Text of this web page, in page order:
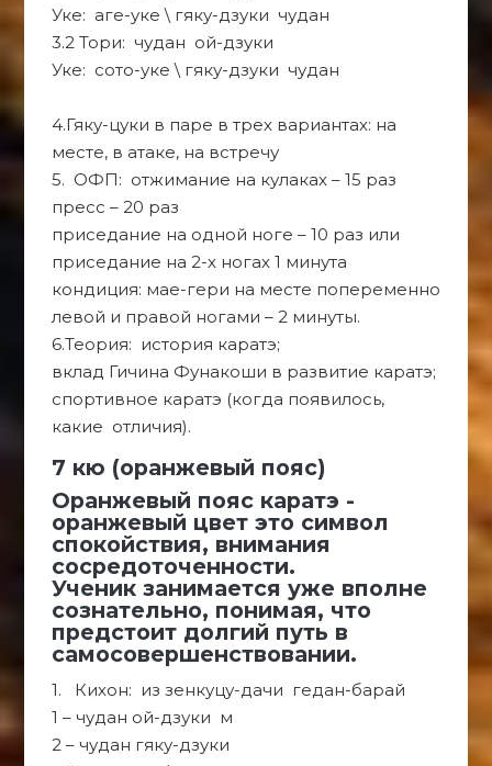
Уке: аге-уке \ гяку-дзуки чудан
3.2 Тори: чудан ой-дзуки
Уке: сото-уке \ гяку-дзуки чудан
4.Гяку-цуки в паре в трех вариантах: на
месте, в атаке, на встречу
5. ОФП: отжимание на кулаках – 15 раз
пресс – 20 раз
приседание на одной ноге – 10 раз или
приседание на 2-х ногах 1 минута
кондиция: мае-гери на месте попеременно
левой и правой ногами – 2 минуты.
6.Теория: история каратэ;
вклад Гичина Фунакоши в развитие каратэ;
спортивное каратэ (когда появилось,
какие отличия).
7 кю (оранжевый пояс)
Оранжевый пояс каратэ -
оранжевый цвет это символ
спокойствия, внимания
сосредоточенности.
Ученик занимается уже вполне
сознательно, понимая, что
предстоит долгий путь в
самосовершенствовании.
1. Кихон: из зенкуцу-дачи гедан-барай
1 – чудан ой-дзуки м
2 – чудан гяку-дзуки